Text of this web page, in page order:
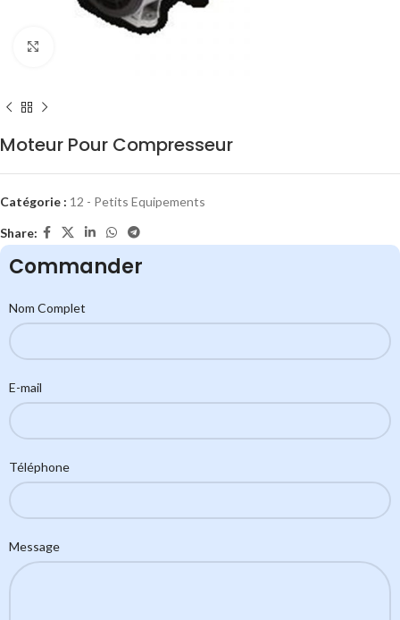
Moteur Pour Compresseur
Catégorie : 12 - Petits Equipements
Share:
Commander
Nom Complet
E-mail
Téléphone
Message